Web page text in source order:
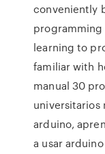
conveniently
learning to
familiar with
manual 30
universitarios
arduino,
a usar